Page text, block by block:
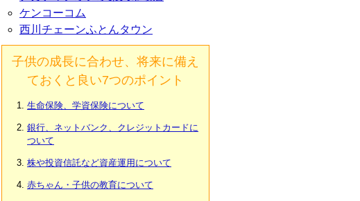
ケンコーコム
西川チェーンふとんタウン
子供の成長に合わせ、将来に備え
ておくと良い7つのポイント
生命保険、学資保険について
銀行、ネットバンク、クレジットカードに
ついて
株や投資信託など資産運用について
赤ちゃん・子供の教育について